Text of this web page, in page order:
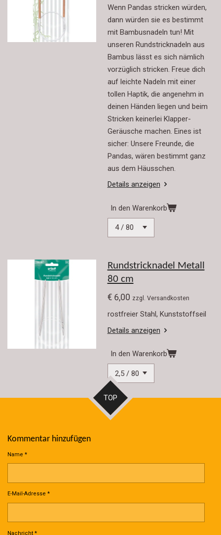
Wenn Pandas stricken würden,
dann würden sie es bestimmt
mit Bambusnadeln tun! Mit
unseren Rundstricknadeln aus
Bambus lässt es sich nämlich
vorzüglich stricken. Freue dich
auf leichte Nadeln mit einer
tollen Haptik, die angenehm in
deinen Händen liegen und beim
Stricken keinerlei Klapper-
Geräusche machen. Eines ist
sicher: Unsere Freunde, die
Pandas, wären bestimmt ganz
aus dem Häusschen.
Details anzeigen
In den Warenkorb
Rundstricknadel Metall
80 cm
€ 6,00 zzgl. Versandkosten
rostfreier Stahl, Kunststoffseil
Details anzeigen
In den Warenkorb
TOP
Kommentar hinzufügen
Name *
E-Mail-Adresse *
Nachricht *